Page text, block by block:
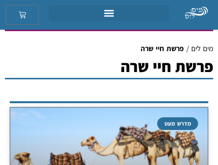
מים לים / פרשת חיי שרה
פרשת חיי שרה
מדרש מעט